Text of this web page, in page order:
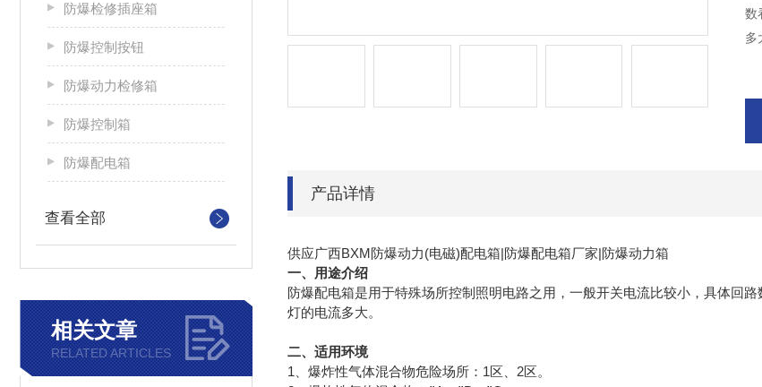
防爆检修插座箱
防爆控制按钮
防爆动力检修箱
防爆控制箱
防爆配电箱
查看全部
相关文章
RELATED ARTICLES
数
多
产品详情
供应广西BXM防爆动力(电磁)配电箱|防爆配电箱厂家|防爆动力箱
一、用途介绍
防爆配电箱是用于特殊场所控制照明电路之用，一般开关电流比较小，具体回
灯的电流多大。
二、适用环境
1、爆炸性气体混合物危险场所：1区、2区。